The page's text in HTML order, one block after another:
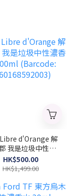
d'Orange 解
我是垃圾中性濃
100ml (Barcode:
HK$500.00
HK$1,499.00